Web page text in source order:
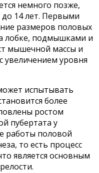
немного позже,
до 14 лет. Первыми
размеров половых
лобке, подмышками и
мышечной массы и
увеличением уровня
испытывать
более
ростом
пубертата у
работы половой
то есть процесс
является основным